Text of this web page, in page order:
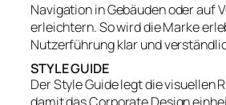
Navigation in Gebäuden oder auf
erleichtern. So wird die Marke
Nutzerführung klar und
STYLE GUIDE
Der Style Guide legt die visuellen